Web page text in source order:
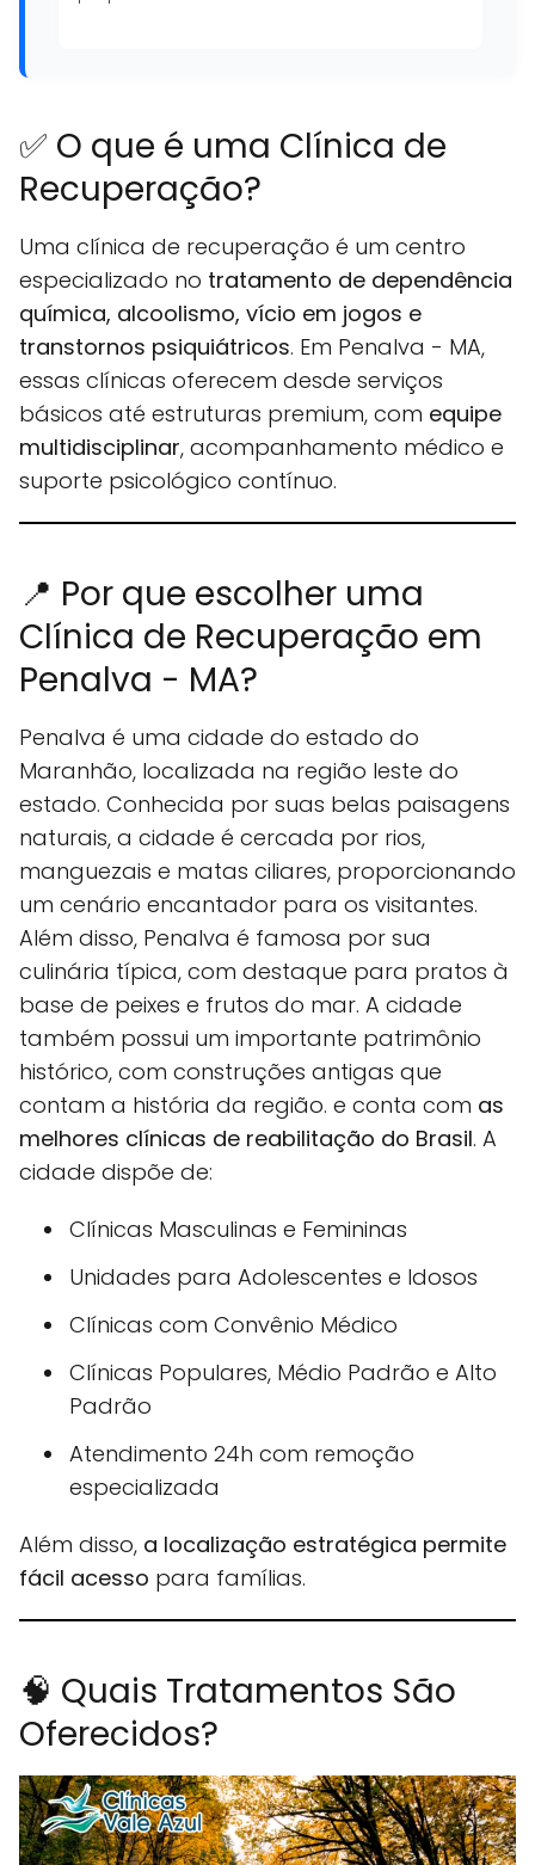
✅ O que é uma Clínica de
Recuperação?
Uma clínica de recuperação é um centro
especializado no tratamento de dependência
química, alcoolismo, vício em jogos e
transtornos psiquiátricos. Em Penalva - MA,
essas clínicas oferecem desde serviços
básicos até estruturas premium, com equipe
multidisciplinar, acompanhamento médico e
suporte psicológico contínuo.
📍 Por que escolher uma
Clínica de Recuperação em
Penalva - MA?
Penalva é uma cidade do estado do
Maranhão, localizada na região leste do
estado. Conhecida por suas belas paisagens
naturais, a cidade é cercada por rios,
manguezais e matas ciliares, proporcionando
um cenário encantador para os visitantes.
Além disso, Penalva é famosa por sua
culinária típica, com destaque para pratos à
base de peixes e frutos do mar. A cidade
também possui um importante patrimônio
histórico, com construções antigas que
contam a história da região. e conta com as
melhores clínicas de reabilitação do Brasil. A
cidade dispõe de:
Clínicas Masculinas e Femininas
Unidades para Adolescentes e Idosos
Clínicas com Convênio Médico
Clínicas Populares, Médio Padrão e Alto
Padrão
Atendimento 24h com remoção
especializada
Além disso, a localização estratégica permite
fácil acesso para famílias.
🧠 Quais Tratamentos São
Oferecidos?